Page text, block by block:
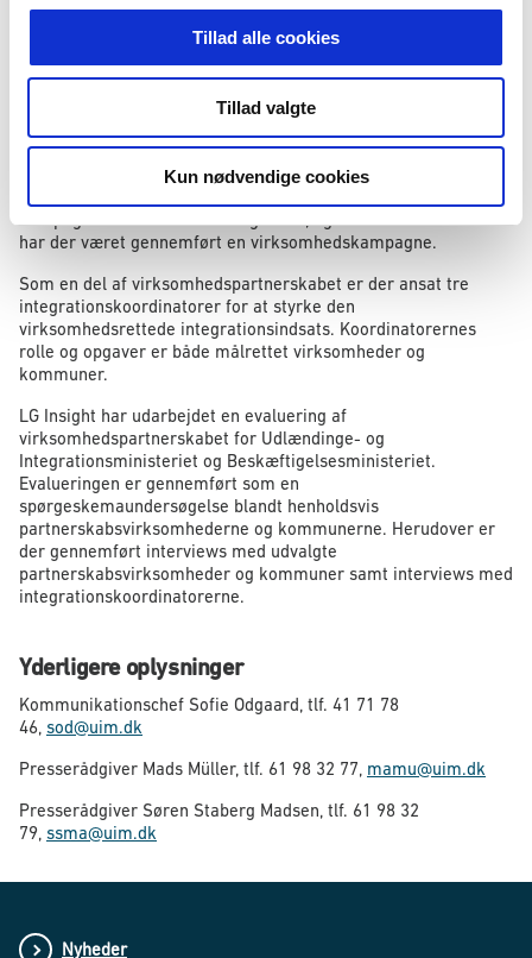
Tillad alle cookies
Tillad valgte
Kun nødvendige cookies
arbejdsmarkedet. Partnerskabet blev etableret ved
regeringens topmøde om integration på Marienborg i
september 2015.
Med partnerskabet har virksomhederne stillet pladser til
rådighed til kommunernes virksomhedsrettede indsats, og
virksomheder har indgået integrationsaftaler med Jobservice
kampagnen Sammen om integration, og i Jobservice Danmark
har der været gennemført en virksomhedskampagne.
Som en del af virksomhedspartnerskabet er der ansat tre
integrationskoordinatorer for at styrke den
virksomhedsrettede integrationsindsats. Koordinatorernes
rolle og opgaver er både målrettet virksomheder og
kommuner.
LG Insight har udarbejdet en evaluering af
virksomhedspartnerskabet for Udlændinge- og
Integrationsministeriet og Beskæftigelsesministeriet.
Evalueringen er gennemført som en
spørgeskemaundersøgelse blandt henholdsvis
partnerskabsvirksomhederne og kommunerne. Herudover er
der gennemført interviews med udvalgte
partnerskabsvirksomheder og kommuner samt interviews med
integrationskoordinatorerne.
Yderligere oplysninger
Kommunikationschef Sofie Odgaard, tlf. 41 71 78
46, sod@uim.dk
Presserådgiver Mads Müller, tlf. 61 98 32 77, mamu@uim.dk
Presserådgiver Søren Staberg Madsen, tlf. 61 98 32
79, ssma@uim.dk
Nyheder